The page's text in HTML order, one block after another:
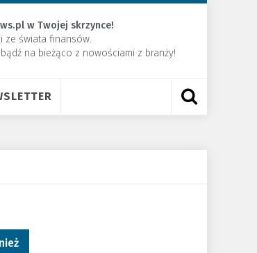
w Twojej skrzynce!
ze świata finansów.
na bieżąco z nowościami z branży!